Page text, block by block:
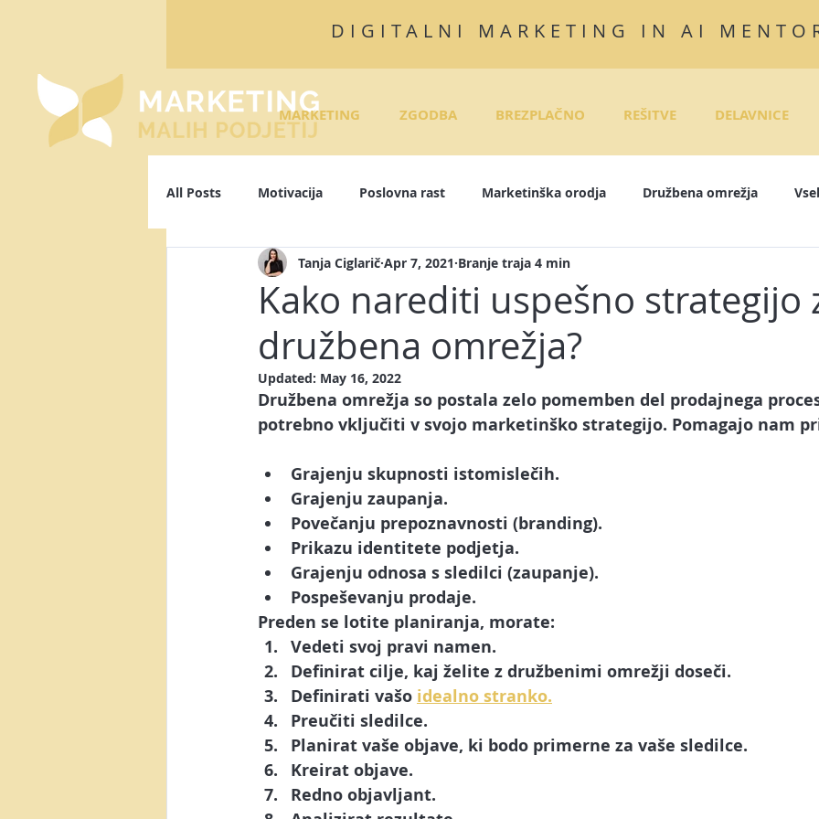
MARKETING ZGODBA BREZPLAČNO REŠITVE DELAVNICE
DIGITALNI MARKETING IN AI
All Posts Motivacija Poslovna rast Marketinška orodja Družbena omrežja
Algoritmi Facebook LInkedIn Instagram
Osebna blagovna znamka Prodaja Pisanje zgodb
Posel preko spleta Video marketing Spletna stran Facebook oglaševanje
Canva Youtube Tik Tok Upravljalec družbenih omrežij
NotebookLM AI chatbot in asistent
Kako narediti uspešno strategijo
družbena omrežja?
Tanja Ciglarič Apr 7, 2021 Branje traja 4 min
Updated: May 16, 2022
Družbena omrežja so postala zelo pomemben del prodajnega
potrebno vključiti v svojo marketinško strategijo. Pomagajo nam
Grajenju skupnosti istomislečih.
Grajenju zaupanja.
Povečanju prepoznavnosti (branding).
Prikazu identitete podjetja.
Grajenju odnosa s sledilci (zaupanje).
Pospeševanju prodaje.
Preden se lotite planiranja, morate:
Vedeti svoj pravi namen.
Definirat cilje, kaj želite z družbenimi omrežji doseči.
Definirati vašo idealno stranko.
Preučiti sledilce.
Planirat vaše objave, ki bodo primerne za vaše sledilce.
Kreirat objave.
Redno objavljant.